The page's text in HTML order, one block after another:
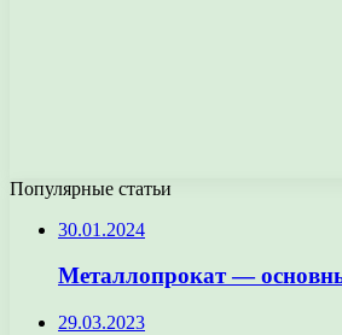
Популярные статьи
30.01.2024
Металлопрокат —
29.03.2023